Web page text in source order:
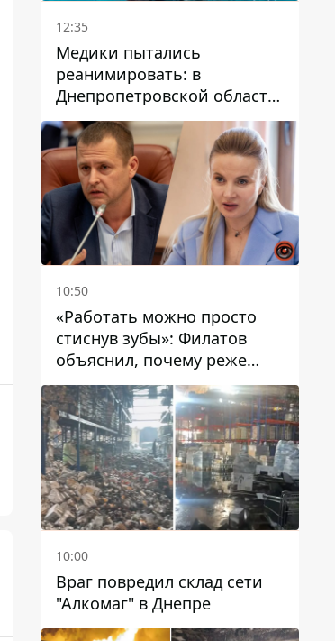
12:35
Медики пытались
реанимировать: в
Днепропетровской области
двухлетний мальчик утонул
в бассейне
10:50
«Работать можно просто
стиснув зубы»: Филатов
объяснил, почему реже
пишет в соцсетях и
раскритиковал медийность
чиновников
10:00
Враг повредил склад сети
"Алкомаг" в Днепре